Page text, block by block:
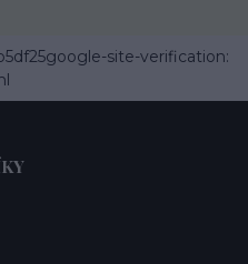
site-verification: